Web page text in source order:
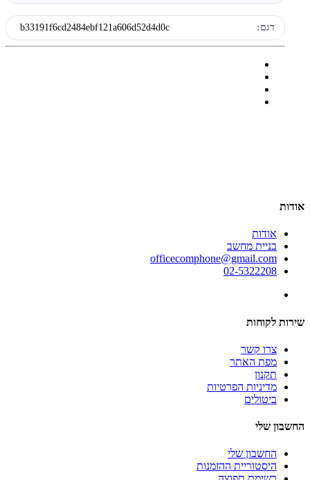
דגם: b33191f6cd2484ebf121a606d52d4d0c
אודות
אודות
בניית מחשב
officecomphone@gmail.com
02-5322208
שירות לקוחות
צרו קשר
מפת האתר
תקנון
מדיניות הפרטיות
ביטולים
החשבון שלי
החשבון שלי
היסטוריית ההזמנות